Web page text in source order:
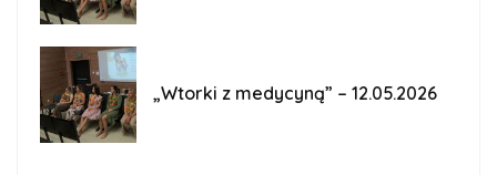
„Wtorki z medycyną” – 12.05.2026